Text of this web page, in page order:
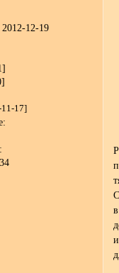
2012-12-19
17]